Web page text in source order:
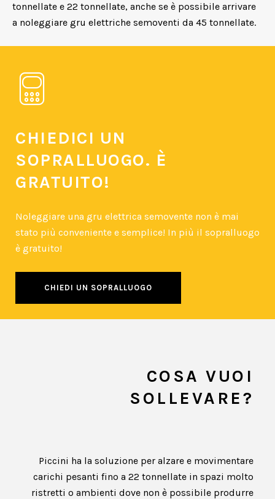
tonnellate e 22 tonnellate, anche se è possibile arrivare
a noleggiare gru elettriche semoventi da 45 tonnellate.
CHIEDICI UN
SOPRALLUOGO. È
GRATUITO!
Noleggiare una gru elettrica semovente non è mai
stato più conveniente e semplice! In più il sopralluogo
è gratuito!
CHIEDI UN SOPRALLUOGO
COSA VUOI
SOLLEVARE?
Piccini ha la soluzione per alzare e movimentare
carichi pesanti fino a 22 tonnellate in spazi molto
ristretti o ambienti dove non è possibile produrre